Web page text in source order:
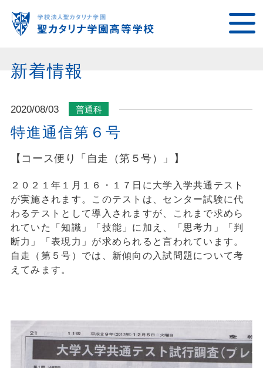
新着情報
2020/08/03 普通科
特進通信第６号
【コース便り「自走（第５号）」】
２０２１年１月１６・１７日に大学入学共通テスト
が実施されます。このテストは、センター試験に代
わるテストとして導入されますが、これまで求めら
れていた「知識」「技能」に加え、「思考力」「判
断力」「表現力」が求められると言われています。
自走（第５号）では、新傾向の入試問題について考
えてみます。